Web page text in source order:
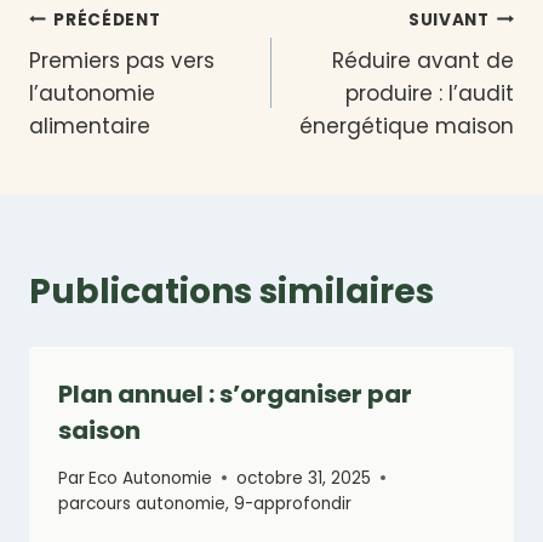
Navigation
de
l’article
PRÉCÉDENT
Premiers pas vers
l’autonomie
alimentaire
SUIVANT
Réduire avant de
produire : l’audit
énergétique maison
Publications similaires
Plan annuel : s’organiser par
saison
ParEco Autonomie
octobre 31, 2025
parcours autonomie, 9-approfondir